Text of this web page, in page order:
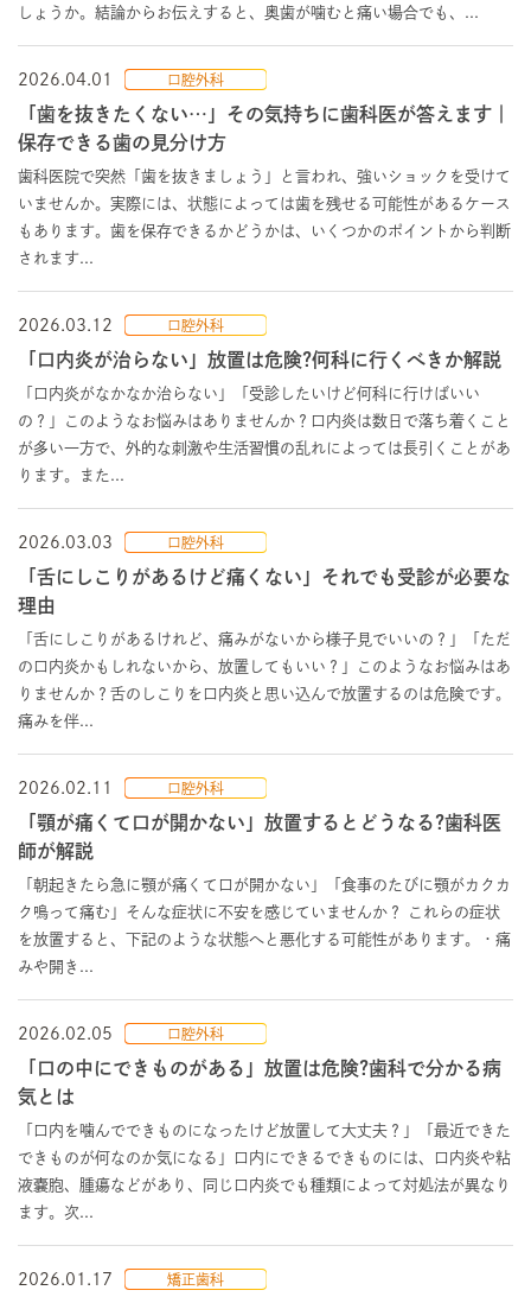
しょうか。結論からお伝えすると、奥歯が噛むと痛い場合でも、...
2026.04.01 口腔外科
「歯を抜きたくない…」その気持ちに歯科医が答えます｜
保存できる歯の見分け方
歯科医院で突然「歯を抜きましょう」と言われ、強いショックを受けて
いませんか。実際には、状態によっては歯を残せる可能性があるケース
もあります。歯を保存できるかどうかは、いくつかのポイントから判断
されます...
2026.03.12 口腔外科
「口内炎が治らない」放置は危険?何科に行くべきか解説
「口内炎がなかなか治らない」「受診したいけど何科に行けばいい
の？」このようなお悩みはありませんか？口内炎は数日で落ち着くこと
が多い一方で、外的な刺激や生活習慣の乱れによっては長引くことがあ
ります。また...
2026.03.03 口腔外科
「舌にしこりがあるけど痛くない」それでも受診が必要な
理由
「舌にしこりがあるけれど、痛みがないから様子見でいいの？」「ただ
の口内炎かもしれないから、放置してもいい？」このようなお悩みはあ
りませんか？舌のしこりを口内炎と思い込んで放置するのは危険です。
痛みを伴...
2026.02.11 口腔外科
「顎が痛くて口が開かない」放置するとどうなる?歯科医
師が解説
「朝起きたら急に顎が痛くて口が開かない」「食事のたびに顎がカクカ
ク鳴って痛む」そんな症状に不安を感じていませんか？ これらの症状
を放置すると、下記のような状態へと悪化する可能性があります。・痛
みや開き...
2026.02.05 口腔外科
「口の中にできものがある」放置は危険?歯科で分かる病
気とは
「口内を噛んでできものになったけど放置して大丈夫？」「最近できた
できものが何なのか気になる」口内にできるできものには、口内炎や粘
液嚢胞、腫瘍などがあり、同じ口内炎でも種類によって対処法が異なり
ます。次...
2026.01.17 矯正歯科